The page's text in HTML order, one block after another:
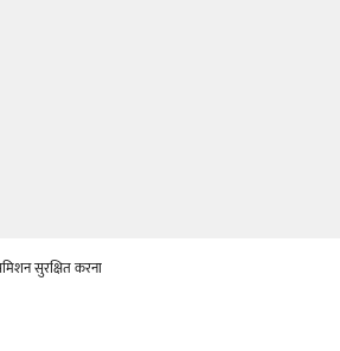
सुरक्षित करना